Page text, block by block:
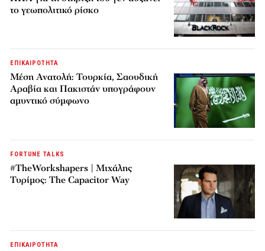
το γεωπολιτικό ρίσκο
ΕΠΙΚΑΙΡΟΤΗΤΑ
Μέση Ανατολή: Τουρκία, Σαουδική
Αραβία και Πακιστάν υπογράφουν
αμυντικό σύμφωνο
FORTUNE TALKS
#TheWorkshapers | Μιχάλης
Τυρίμος: The Capacitor Way
ΕΠΙΚΑΙΡΟΤΗΤΑ